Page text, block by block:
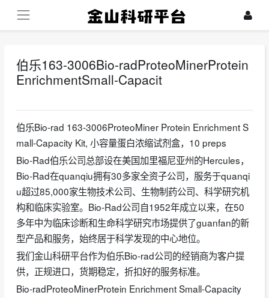
伯乐163-3006Bio-radProteoMinerProtein
EnrichmentSmall-Capacit
伯乐Bio-rad 163-3006ProteoMiner Protein Enrichment S
mall-Capacity Kit, 小容量蛋白浓缩试剂盒，10 preps
Bio-Rad伯乐公司总部设在美国加里福尼亚州的Hercules，
Bio-Rad在quanqiu拥有30多家全资子公司，服务于quanqi
u超过85,000家生物技术公司、生物制药公司、科学研究机
构和临床实验室。Bio-Rad公司自1952年成立以来，在50
多年中为临床诊断和生命科学研究市场提供了guanfan的新
型产品和服务，始终居于科学发现的中心地位。
我们金山科研平台作为伯乐Bio-rad公司的经销商为客户提
供，正规进口，货期稳定，折扣好的服务标准。
Bio-radProteoMinerProtein Enrichment Small-Capacity